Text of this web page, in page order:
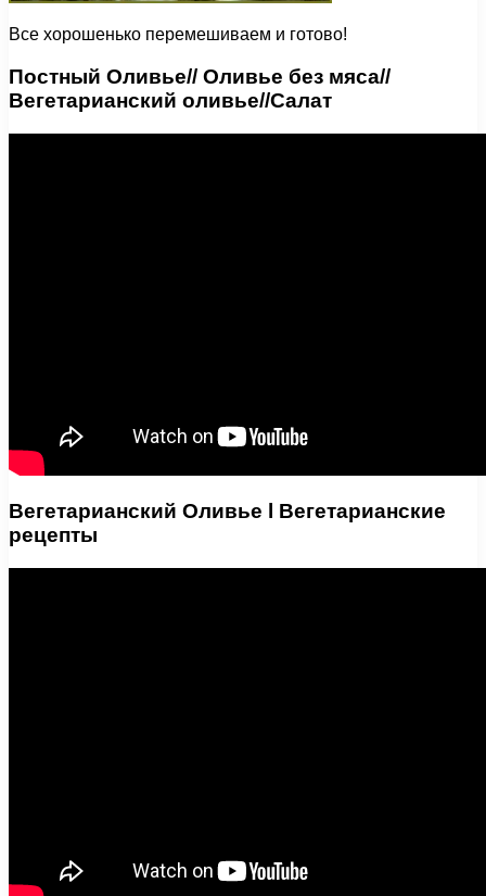
Все хорошенько перемешиваем и готово!
Постный Оливье// Оливье без мяса//
Вегетарианский оливье//Салат
Вегетарианский Оливье l Вегетарианские
рецепты